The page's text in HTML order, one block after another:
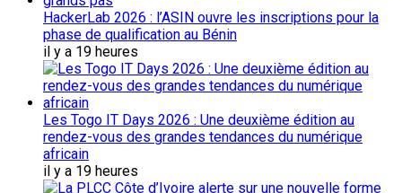
HackerLab 2026 : l’ASIN ouvre les inscriptions pour la
phase de qualification au Bénin
il y a 19 heures
Les Togo IT Days 2026 : Une deuxième édition au
rendez-vous des grandes tendances du numérique
africain
il y a 19 heures